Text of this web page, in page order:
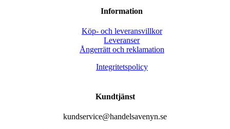
Information
Köp- och leveransvillkor
Leveranser
Ångerrätt och reklamation
Integritetspolicy
Kundtjänst
kundservice@handelsavenyn.se